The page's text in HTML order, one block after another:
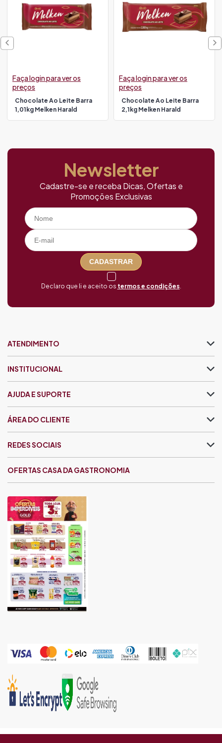
Chocolate Ao Leite Barra
1,01kg Melken Harald
Faça login para ver os
preços
Chocolate Ao Leite Barra
2,1kg Melken Harald
Faça login para ver os
preços
Newsletter
Cadastre-se e receba Dicas, Ofertas e
Promoções Exclusivas
CADASTRAR
Declaro que li e aceito os termos e condições
ATENDIMENTO
INSTITUCIONAL
AJUDA E SUPORTE
ÁREA DO CLIENTE
OFERTAS CASA DA GASTRONOMIA
REDES SOCIAIS